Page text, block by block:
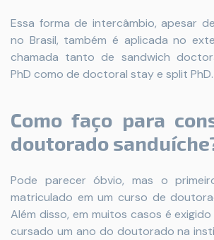
Essa forma de intercâmbio, apesar
no Brasil, também é aplicada no
chamada tanto de sandwich
PhD como de doctoral stay e split PhD.
Como faço para
doutorado
Pode parecer óbvio, mas o
matriculado em um curso de
Além disso, em muitos casos é
cursado um ano do doutorado na